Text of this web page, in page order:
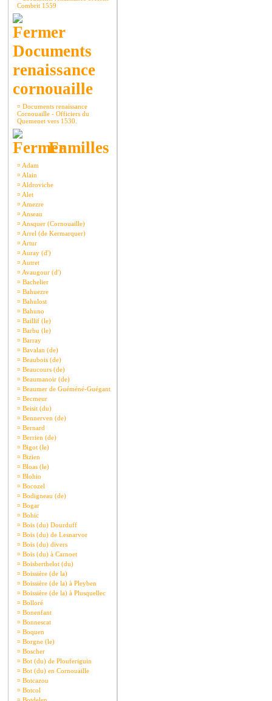
Combrit 1559
Documents
renaissance
cornouaille
¤ Documents renaissance
Cornouaille - Officiers du
Quemenet vers 1530.
Familles
¤ Adam
¤ Alain
¤ Aldroviche
¤ Alet
¤ Amezre
¤ Anseau
¤ Ansquer (Cornouaille)
¤ Arrel (de Kermarquer)
¤ Artur
¤ Auray (d')
¤ Autret
¤ Avaugour (d')
¤ Bachelier
¤ Bahuezre
¤ Bahulost
¤ Bahuno
¤ Baillif (le)
¤ Barbu (le)
¤ Barray
¤ Bavalan (de)
¤ Beaubois (de)
¤ Beaucours (de)
¤ Beaumanoir (de)
¤ Beaumer de Guéméné-Guégant
¤ Becmeur
¤ Beisit (du)
¤ Bennerven (de)
¤ Bernard
¤ Berrien (de)
¤ Bigot (le)
¤ Bizien
¤ Bloas (le)
¤ Blohio
¤ Bocozel
¤ Bodigneau (de)
¤ Bogar
¤ Bohic
¤ Bois (du) Dourduff
¤ Bois (du) de Lesnarvor
¤ Bois (du) divers
¤ Bois (du) à Carnoet
¤ Boisberthelot (du)
¤ Boissière (de la)
¤ Boissière (de la) à Pleyben
¤ Boissière (de la) à Plusquellec
¤ Bolloré
¤ Bonenfant
¤ Bonnescat
¤ Boquen
¤ Borgne (le)
¤ Boscher
¤ Bot (du) de Plouferiguin
¤ Bot (du) en Cornouaille
¤ Botcazou
¤ Botcol